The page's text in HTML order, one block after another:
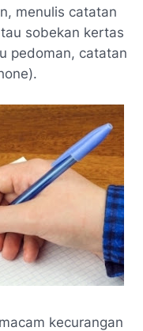
menulis catatan
sobekan kertas
pedoman, catatan
kecurangan